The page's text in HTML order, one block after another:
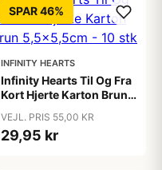
SPAR 46%
INFINITY HEARTS
Infinity Hearts Til Og Fra
Kort Hjerte Karton Brun
VEJL. PRIS 55,00 KR
29,95 kr